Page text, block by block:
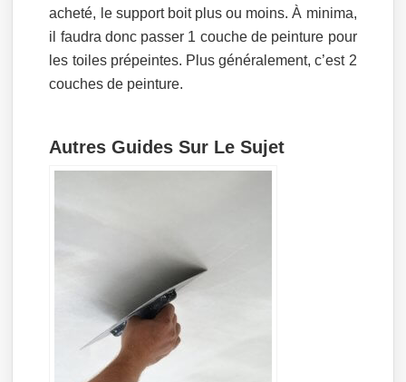
acheté, le support boit plus ou moins. À minima,
il faudra donc passer 1 couche de peinture pour
les toiles prépeintes. Plus généralement, c’est 2
couches de peinture.
Autres Guides Sur Le Sujet